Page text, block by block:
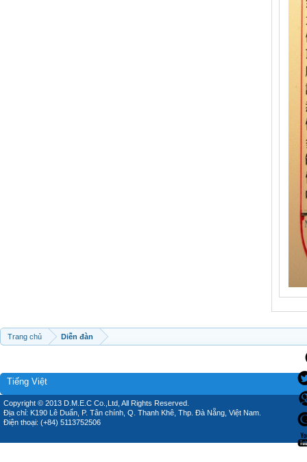
Trang chủ Diễn đàn
Tiếng Việt
Copyright © 2013 D.M.E.C Co.,Ltd, All Rights Reserved.
Địa chỉ: K190 Lê Duẩn, P. Tân chính, Q. Thanh Khê, Thp. Đà Nẵng, Việt Nam.
Điện thoại: (+84) 5113752506